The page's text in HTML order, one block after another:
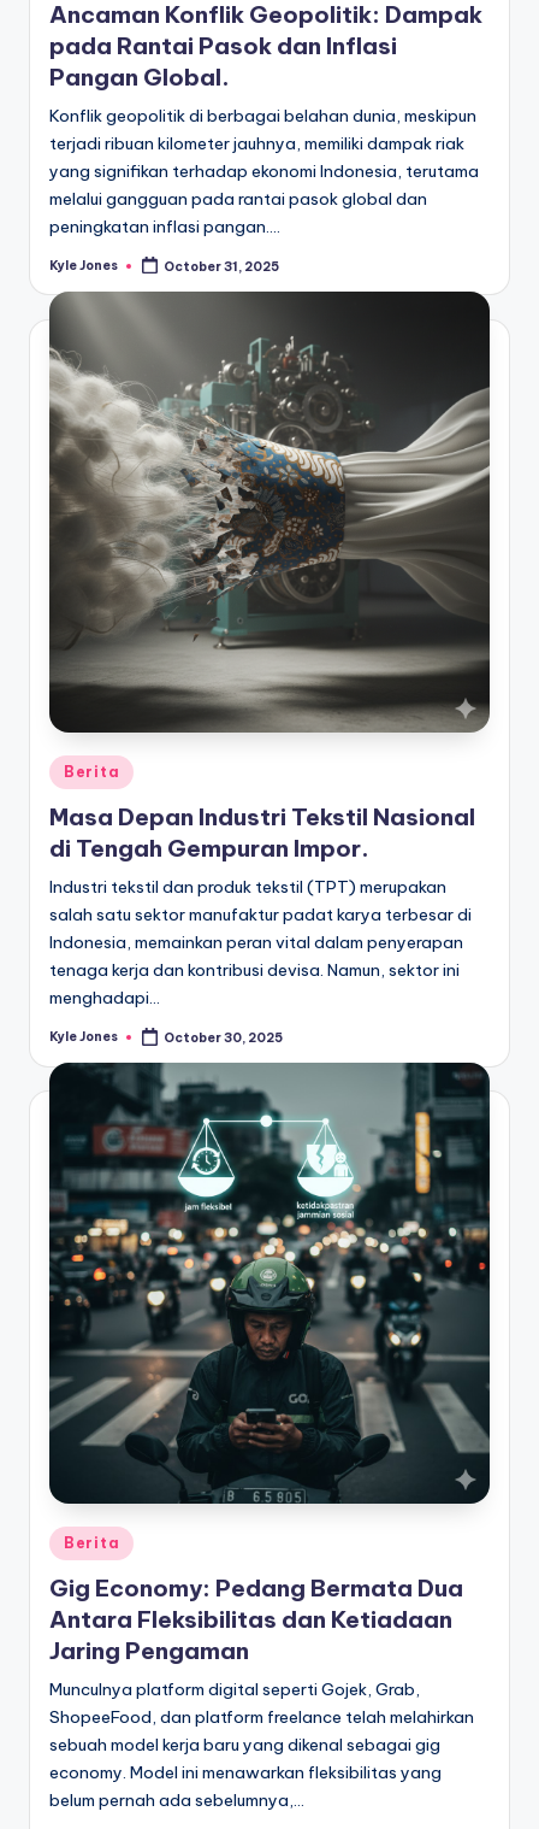
Ancaman Konflik Geopolitik: Dampak
pada Rantai Pasok dan Inflasi
Pangan Global.
Konflik geopolitik di berbagai belahan dunia, meskipun
terjadi ribuan kilometer jauhnya, memiliki dampak riak
yang signifikan terhadap ekonomi Indonesia, terutama
melalui gangguan pada rantai pasok global dan
peningkatan inflasi pangan.…
Posted
Kyle Jones October 31, 2025
Posted
in
Berita
Masa Depan Industri Tekstil Nasional
di Tengah Gempuran Impor.
Industri tekstil dan produk tekstil (TPT) merupakan
salah satu sektor manufaktur padat karya terbesar di
Indonesia, memainkan peran vital dalam penyerapan
tenaga kerja dan kontribusi devisa. Namun, sektor ini
menghadapi…
Posted
Kyle Jones October 30, 2025
Posted
in
Berita
Gig Economy: Pedang Bermata Dua
Antara Fleksibilitas dan Ketiadaan
Jaring Pengaman
Munculnya platform digital seperti Gojek, Grab,
ShopeeFood, dan platform freelance telah melahirkan
sebuah model kerja baru yang dikenal sebagai gig
economy. Model ini menawarkan fleksibilitas yang
belum pernah ada sebelumnya,…